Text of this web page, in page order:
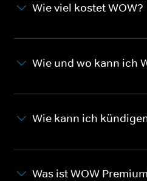
Wie viel kostet WOW?
Wie und wo kann ich
Wie kann ich
Was ist WOW